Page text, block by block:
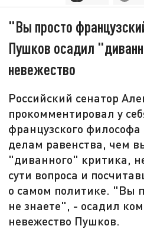
"Вы просто
Пушков осадил
невежество
Российский сенатор
прокомментировал у
французского
делам равенства, чем
"диванного" критика,
сути вопроса и
о самом политике. "Вы
не знаете", - осадил
невежество Пушков.